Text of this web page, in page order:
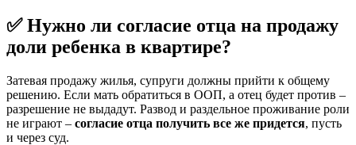
✅ Нужно ли согласие отца на продажу
доли ребенка в квартире?
Затевая продажу жилья, супруги должны прийти к общему
решению. Если мать обратиться в ООП, а отец будет против –
разрешение не выдадут. Развод и раздельное проживание роли
не играют – согласие отца получить все же придется, пусть
и через суд.